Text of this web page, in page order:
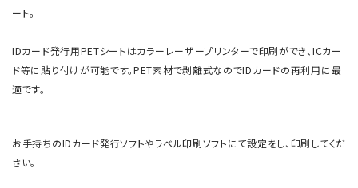
ート。
IDカード発行用PETシートはカラーレーザープリンターで印刷ができ、ICカー
ド等に貼り付けが可能です。PET素材で剥離式なのでIDカードの再利用に最
適です。
お手持ちのIDカード発行ソフトやラベル印刷ソフトにて設定をし、印刷してくだ
さい。